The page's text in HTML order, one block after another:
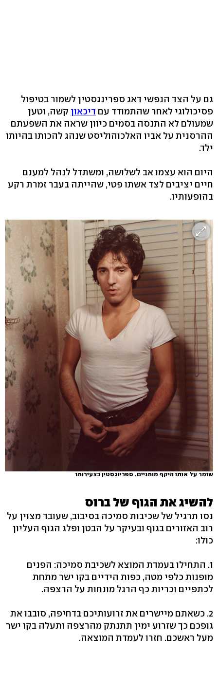
גם על הצד הנפשי דאג ספרינגסטין לשמור בטיפול
פסיכולוגי לאחר שהתמודד עם דיכאון קשה, וטען
שמעולם לא התנסה בסמים כיוון שראה את השפעתם
ההרסנית על אביו האלכוהוליסט שנהג להכותו בהיותו
ילד.
היום הוא עצמו אב לשלושה, ומשתדל לנהל למענם
חיים יציבים לצד אשתו פטי, שהייתה בעבר זמרת רקע
בהופעותיו.
שומר על אותו היקף מותניים. ספרינגסטין בצעירותו
להשיג את הגוף של ברוס
נסו תרגיל של שכיבות סמיכה בסיבוב, שעובד מצוין על
רוב האזורים בגוף ובעיקר על הבטן ופלג הגוף העליון
כולו:
1. התחילו בעמדת המוצא לשכיבת סמיכה: הפנים
מופנות כלפי מטה, כפות הידיים בקו ישר מתחת
לכתפיים וכריות כף הרגל מונחות על הרצפה.
2. כשאתם מיישרים את זרועותיכם בדחיפה, סובבו את
גופכם כך שזרוע ימין תתנתק מהרצפה ותעלה בקו ישר
מעל ראשכם. חזרו לעמדת המוצאה.